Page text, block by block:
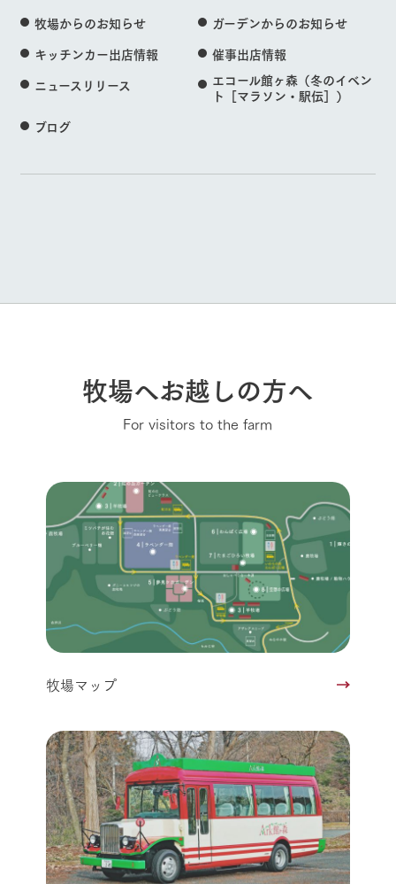
牧場からのお知らせ
ガーデンからのお知らせ
キッチンカー出店情報
催事出店情報
ニュースリリース
エコール館ヶ森（冬のイベン
ト［マラソン・駅伝］）
ブログ
牧場へお越しの方へ
For visitors to the farm
牧場マップ